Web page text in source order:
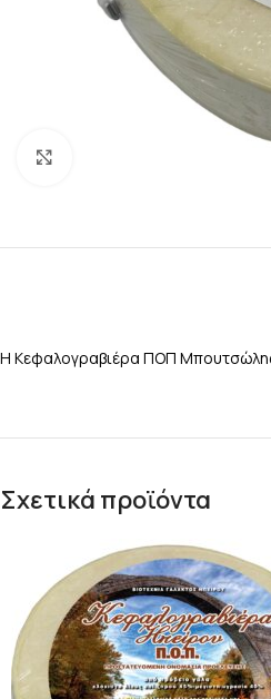
Η Κεφαλογραβιέρα ΠΟΠ Μπουτσώλης
Σχετικά προϊόντα